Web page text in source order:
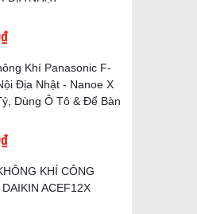
Khí Panasonic F-
Địa Nhật - Nanoe X
Dùng Ô Tô & Để Bàn
KHÍ CÔNG
ACEF12X